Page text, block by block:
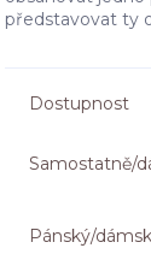
představovat ty
Dostupnost
Samostatně/
Pánský/